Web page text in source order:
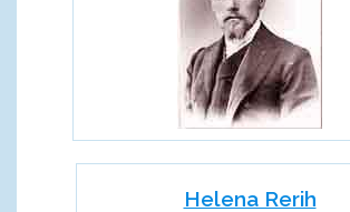
Helena Rerih